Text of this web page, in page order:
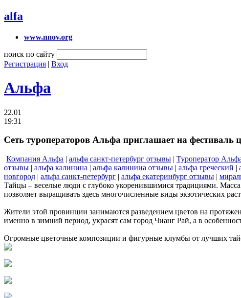
alfa
www.nnov.org
поиск по сайту
Регистрация | Вход
Альфа
22.01
19:31
Сеть туроператоров Альфа приглашает на фестиваль
Компания Альфа | альфа санкт-петербург отзывы | Туроператор
отзывы | альфа калинина | альфа калинина отзывы | альфа греческий |
новгород | альфа санкт-петербург | альфа екатеринбург отзывы |
Тайцы – веселые люди с глубоко укоренившимися традициями.
позволяет выращивать здесь многочисленные виды экзотических
Жители этой провинции занимаются разведением цветов на
именно в зимний период, украсят сам город Чианг Рай, а в
Огромные цветочные композиции и фигурные клумбы от лучших